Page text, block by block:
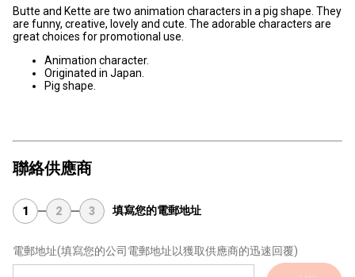
Butte and Kette are two animation characters in a pig shape. They
are funny, creative, lovely and cute. The adorable characters are
great choices for promotional use.
Animation character.
Originated in Japan.
Pig shape.
聯絡供應商
1 2 3 填寫您的電郵地址
電郵地址(填寫您的公司電郵地址以獲取供應商的迅速回覆)